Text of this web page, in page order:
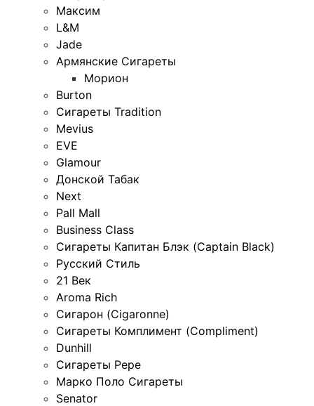
Максим
L&M
Jade
Армянские Сигареты
Морион
Burton
Сигареты Tradition
Mevius
EVE
Glamour
Донской Табак
Next
Pall Mall
Business Class
Сигареты Капитан Блэк (Captain Black)
Русский Стиль
21 Век
Aroma Rich
Сигарон (Cigaronne)
Сигареты Комплимент (Compliment)
Dunhill
Сигареты Pepe
Марко Поло Сигареты
Senator